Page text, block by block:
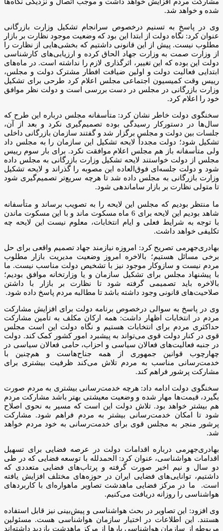
شده و خواهد شد.
وی در پاسخ به تسنیم درخصوص سرانجام تشکیل وزارت بازرگانی
عنوان کرد: نگاه دولت از ابتدا این بود که وضعیت موجود نظارت بر بازار
مطلوب نیست. پیش از این قانونی داشتیم که بخشی‌هایی از نظارت را
از وزارت صمت به وزارت جهاد الحاق کرده و ارزیابی‌های کارشناسی
دولت این بوده که این تغییر، اثرگذاری لازم را نداشته است. در ماه‌های
ابتدایی فعالیت دولت و اولین ضیافت افطار مشترک دولت و مجلس،
رییس وقت کمیسیون اجتماعی مجلس اعلام کرد طرحی برای تشکیل
وزارت بازرگانی در مجلس در دست بررسی است و دولت نظر موافق
خود را اعلام کرد‌.
سخنگوی دولت خاطر نشان کرد: متأسفانه مجلس درباره این طرح که
سال‌ها در دستورکار رسیدگی بوده تصمیم‌گیری نکرد و بعد از آن،
جلسات بین دولت و مجلس برگزار شد و گفتند سازمان بازرگانی داخلی
تشکیل شود؛ دولت مجدداً لایحه تشکیل این سازمان را به مجلس داد
ولی متأسفانه باز هم مجلس اعلام موافقت نکرد. برای بار سوم رییس
مجلس از دولت خواستند لایحه تشکیل وزارت بازرگانی به مجلس داده
شود و دولت جلسه‌ای فوق‌العاده این مصوبه را گذراند و لایحه تشکیل
وزارت بازرگانی به مجلس داده شد تا هرچه سریع‌تر تصمیم‌گیری شود
تا متولی نظارت بر بازار ساماندهی شود.
ما منتظر بودیم که مجلس این لایحه را به تصویب برساند و متأسفانه
شاهد بودیم این لایحه برای 6 ماه مسکوت ماند و با این مسکوت ماندن
با توجه به شرایط فعلی و ایام انتخابات، معلوم نیست این لایحه چه
تکلیفی خواهد داشت.
بهادری‌جهرمی تصریح کرد: امروزه نیازمند جهاد تصمیم واقعی برای حل
برخی مسائل هستیم؛ بالاخره امروز وضعیت مدیریت بازار مطلوب
مردم نیست و سازوکار موجود نیز با تشخیص دولت مناسب نیست. ما
با پیشنهاد مجلس برای تشکیل سازمان و یا وزارتخانه موافق بودیم؛
بالاخره باید تصمیمی گرفته شود تا نظارت بر بازار با داشتن
صلاحیت‌های قانونی وجود داشته باشد تا مطالبه مردم پاسخ داده شود.
وی در پاسخ به سوالی درخصوص برنامه دولت برای افزایش مشارکت
مردم در انتخابات اظهار داشت: همه ارکان مکلف به تأمین مشارکت
حداکثری مردم برای انتخابات هستیم و نگاه دولت این است مجلس
قوی در کنار دولت قوی می‌تواند به پیشبرد امور کشور کمک کند. دولت
در جنبه فعالیت‌های فعالان سیاسی و احزاب، حامی فعالان سیاسی در
چهارچوب قوانین جمهوری از همه جناح‌هاست و هم‌چنین با
خدمت‌رسانی مناسب به مردم تلاش می‌کند ظرفیت بیشتری برای
مشارکت پرشور فراهم کند.
سخنگوی دولت ادامه داد: هرچه خدمت‌رسانی بیشتری به مردم صورت
بگیرد، قیمت‌ها مهار شده و وضعیت معیشتی بهتر باشد مشارکت مردم
هم بیشتر خواهد بود. تلاش دولت این است که مسیر به نحوی اصلاح
شود تا امکان خدمت‌رسانی بیشتر به مردم فراهم شود. مشارکت
پرشور منجر به مجلس قوی برای خدمت‌رسانی به خود مردم خواهد
شد.
بهادری‌جهرمی درباره اقدامات دولت در عرصه فضایی برای تسهیل
اقدامات هواشناسی، عنوان کرد: الحمدلله با توسعه فضایی که در طی
دو سال و نیم اخیر صورت گرفته و پرتاب‌های فضایی متعددی که
داشتیم، توانایی‌های فضایی ایران در حوزه‌های مختلف افزایش یافته
است. ما در مرکز فضایی ماهدشت تصاویر ماهواره‌ای با کاربردهای
هواشناسی را روزانه دریافت می‌کنیم.
وی افزود: این تصاویر در بحث هواشناسی و پیش‌بینی نیز قابل استفاده
هستند. این اطلاعات در اختیار سازمان هواشناسی هست. مسئولین
مربوطه از سازمان هواشناسی بارها از مرکز ماهدشت بازدید داشته‌اند